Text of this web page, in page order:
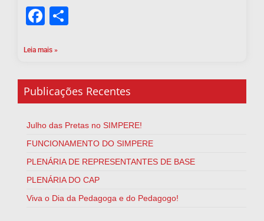
Facebook
Leia mais »
Publicações Recentes
Julho das Pretas no SIMPERE!
FUNCIONAMENTO DO SIMPERE
PLENÁRIA DE REPRESENTANTES DE BASE
PLENÁRIA DO CAP
Viva o Dia da Pedagoga e do Pedagogo!